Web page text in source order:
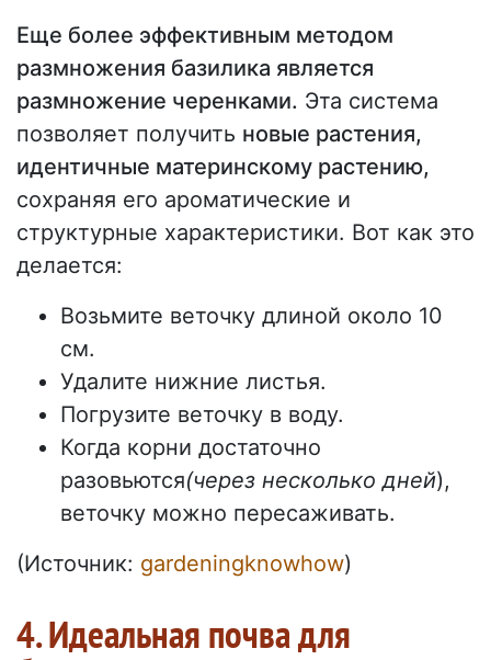
Еще более эффективным методом
размножения базилика является
размножение черенками. Эта система
позволяет получить новые растения,
идентичные материнскому растению,
сохраняя его ароматические и
структурные характеристики. Вот как это
делается:
Возьмите веточку длиной около 10
см.
Удалите нижние листья.
Погрузите веточку в воду.
Когда корни достаточно
разовьются(через несколько дней),
веточку можно пересаживать.
(Источник: gardeningknowhow)
4. Идеальная почва для